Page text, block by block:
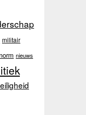
militair
nieuws